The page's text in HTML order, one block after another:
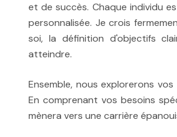
et de succès. Chaque individu
personnalisée. Je crois
soi, la définition d'objectifs
atteindre.
Ensemble, nous explorerons
En comprenant vos besoins
mènera vers une carrière